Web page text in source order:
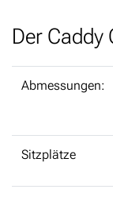
Der Caddy
Abmessungen:
Sitzplätze